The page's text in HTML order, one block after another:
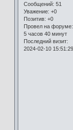
Сообщений: 51
Уважение: +0
Позитив: +0
Провел на форуме:
5 часов 40 минут
Последний визит:
2024-02-10 15:51:29